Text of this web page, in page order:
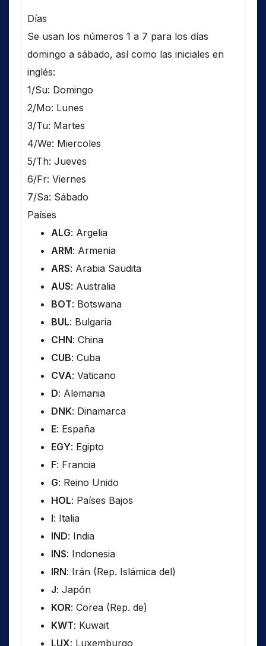
Días
Se usan los números 1 a 7 para los días
domingo a sábado, así como las iniciales en
inglés:
1/Su: Domingo
2/Mo: Lunes
3/Tu: Martes
4/We: Miercoles
5/Th: Jueves
6/Fr: Viernes
7/Sa: Sábado
Países
ALG: Argelia
ARM: Armenia
ARS: Arabia Saudita
AUS: Australia
BOT: Botswana
BUL: Bulgaria
CHN: China
CUB: Cuba
CVA: Vaticano
D: Alemania
DNK: Dinamarca
E: España
EGY: Egipto
F: Francia
G: Reino Unido
HOL: Países Bajos
I: Italia
IND: India
INS: Indonesia
IRN: Irán (Rep. Islámica del)
J: Japón
KOR: Corea (Rep. de)
KWT: Kuwait
LUX: Luxemburgo